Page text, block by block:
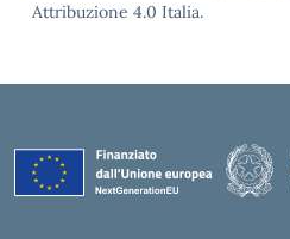
Attribuzione 4.0 Italia.